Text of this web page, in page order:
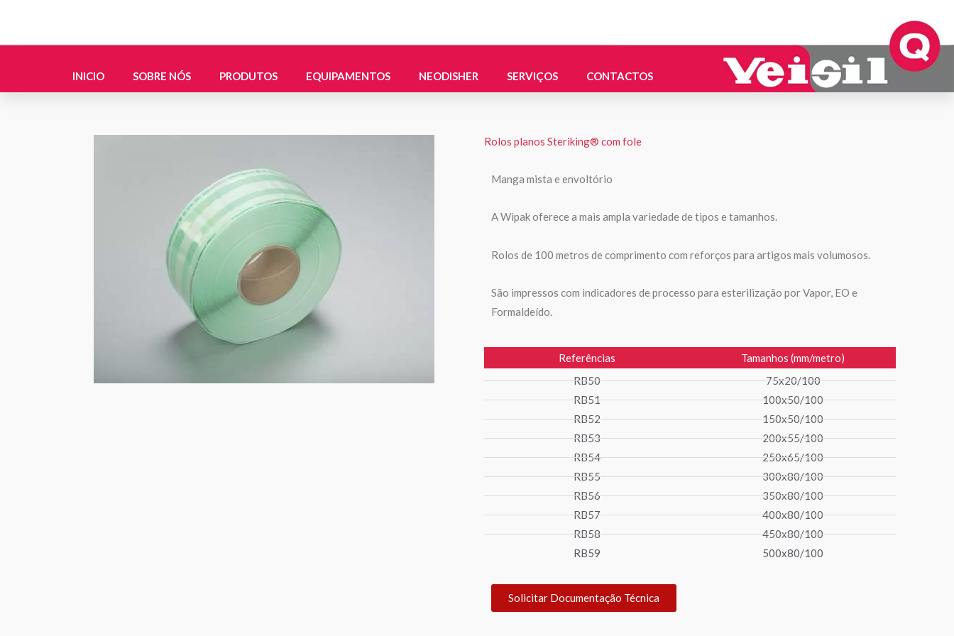
content
INICIO SOBRE NÓS PRODUTOS EQUIPAMENTOS NEODISHER SERVIÇOS CONTACTOS
Rolos planos Steriking® com fole
Manga mista e envoltório
A Wipak oferece a mais ampla variedade de tipos e tamanhos.
Rolos de 100 metros de comprimento com reforços para artigos mais volumosos.
São impressos com indicadores de processo para esterilização por Vapor, EO e
Formaldeído.
Referências
RB50
RB51
RB52
RB53
RB54
RB55
RB56
RB57
RB58
RB59
Tamanhos (mm/metro)
75x20/100
100x50/100
150x50/100
200x55/100
250x65/100
300x80/100
350x80/100
400x80/100
450x80/100
500x80/100
Solicitar Documentação Técnica